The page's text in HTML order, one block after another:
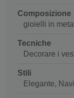
Composizione
gioielli in
Tecniche
Decorare i
Stili
Elegante,